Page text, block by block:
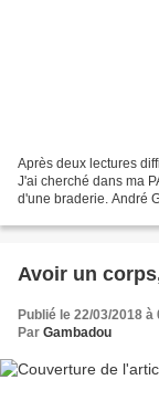
Après deux lectures
J'ai cherché dans ma
d'une braderie. André
Avoir un
Publié le 22/03/2018 à
Par Gambadou